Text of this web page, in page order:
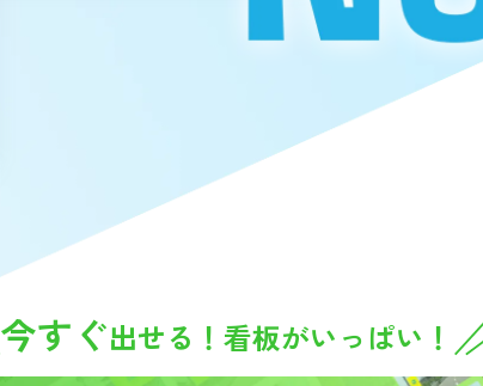
今すぐ出せる！看板がいっぱい！